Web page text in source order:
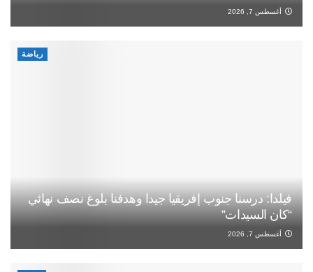
أغسطس 7, 2026
رياضة
فيلدا: درسنا جنوب إفريقيا جيدا وهدفنا بلوغ نصف نهائي
“كان السيدات”
أغسطس 7, 2026